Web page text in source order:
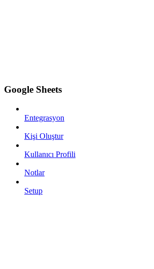
Google Sheets
Entegrasyon
Kişi Oluştur
Kullanıcı Profili
Notlar
Setup